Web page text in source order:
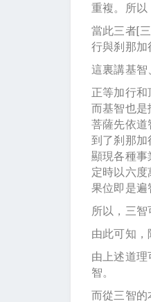
重複。所以
當此三者[
行與刹那加
這裏講基智
正等加行和
而基智也是
菩薩先依道
到了刹那加
顯現各種事
定時以六
果位即是遍
所以，三智
由此可知，
由上述道
智。
而從三智的